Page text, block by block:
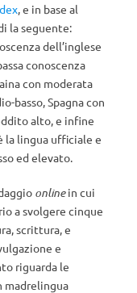
, e in base al
la seguente:
dell’inglese
conoscenza
con moderata
basso, Spagna con
alto, e infine
la lingua ufficiale e
ed elevato.
onlinein cui
a svolgere cinque
scrittura, e
e
riguarda le
madrelingua